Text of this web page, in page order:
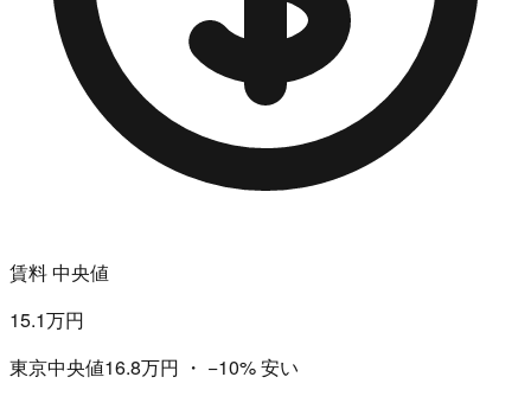
賃料 中央値
15.1万円
東京中央値16.8万円 ・ −10%安い